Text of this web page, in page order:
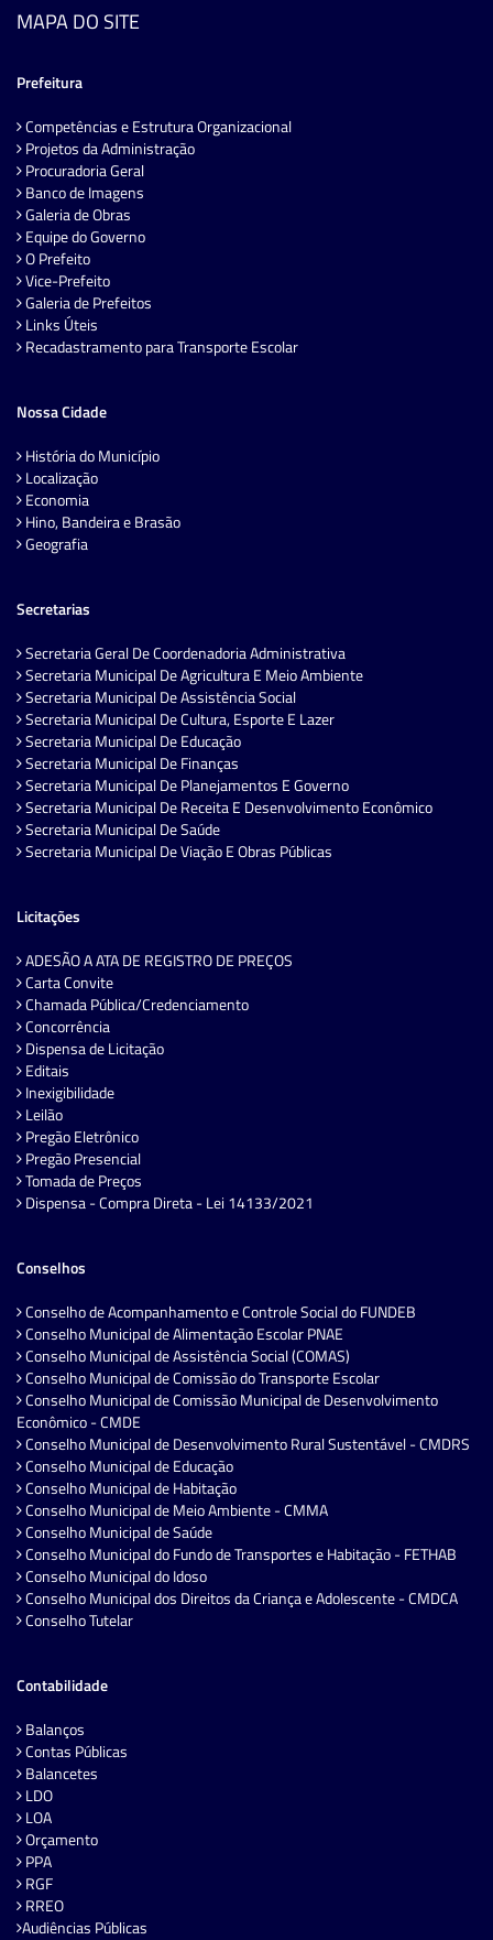
MAPA DO SITE
Prefeitura
Competências e Estrutura Organizacional
Projetos da Administração
Procuradoria Geral
Banco de Imagens
Galeria de Obras
Equipe do Governo
O Prefeito
Vice-Prefeito
Galeria de Prefeitos
Links Úteis
Recadastramento para Transporte Escolar
Nossa Cidade
História do Município
Localização
Economia
Hino, Bandeira e Brasão
Geografia
Secretarias
Secretaria Geral De Coordenadoria Administrativa
Secretaria Municipal De Agricultura E Meio Ambiente
Secretaria Municipal De Assistência Social
Secretaria Municipal De Cultura, Esporte E Lazer
Secretaria Municipal De Educação
Secretaria Municipal De Finanças
Secretaria Municipal De Planejamentos E Governo
Secretaria Municipal De Receita E Desenvolvimento Econômico
Secretaria Municipal De Saúde
Secretaria Municipal De Viação E Obras Públicas
Licitações
ADESÃO A ATA DE REGISTRO DE PREÇOS
Carta Convite
Chamada Pública/Credenciamento
Concorrência
Dispensa de Licitação
Editais
Inexigibilidade
Leilão
Pregão Eletrônico
Pregão Presencial
Tomada de Preços
Dispensa - Compra Direta - Lei 14133/2021
Conselhos
Conselho de Acompanhamento e Controle Social do FUNDEB
Conselho Municipal de Alimentação Escolar PNAE
Conselho Municipal de Assistência Social (COMAS)
Conselho Municipal de Comissão do Transporte Escolar
Conselho Municipal de Comissão Municipal de Desenvolvimento
Econômico - CMDE
Conselho Municipal de Desenvolvimento Rural Sustentável - CMDRS
Conselho Municipal de Educação
Conselho Municipal de Habitação
Conselho Municipal de Meio Ambiente - CMMA
Conselho Municipal de Saúde
Conselho Municipal do Fundo de Transportes e Habitação - FETHAB
Conselho Municipal do Idoso
Conselho Municipal dos Direitos da Criança e Adolescente - CMDCA
Conselho Tutelar
Contabilidade
Balanços
Contas Públicas
Balancetes
LDO
LOA
Orçamento
PPA
RGF
RREO
Audiências Públicas